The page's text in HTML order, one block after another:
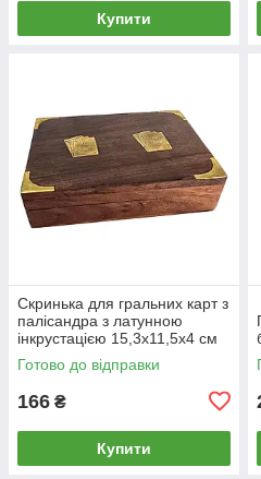
Купити
Скринька для гральних карт з
палісандра з латунною
інкрустацією 15,3х11,5х4 см
Готово до відправки
166 ₴
Купити